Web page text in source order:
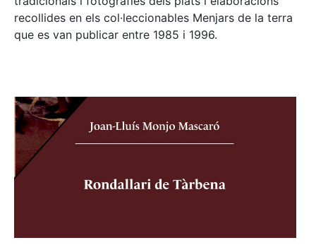
recollides en els col·leccionables Menjars de la terra
que es van publicar entre 1985 i 1996.